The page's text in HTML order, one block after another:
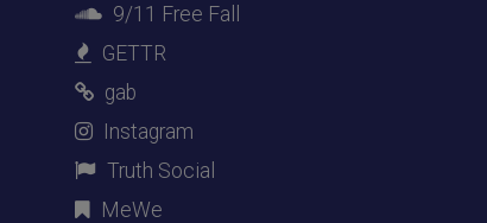
9/11 Free Fall
GETTR
gab
Instagram
Truth Social
MeWe